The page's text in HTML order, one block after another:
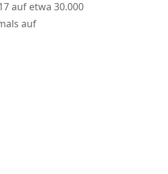
auf etwa 30.000
auf